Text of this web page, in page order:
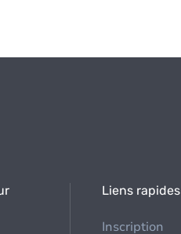
Liens rapides
Inscription